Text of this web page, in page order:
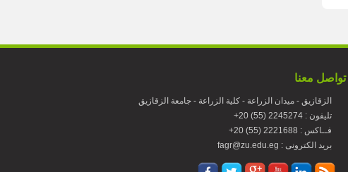
تواصل معنا
الزقازيق - ميدان الزراعة - كلية الزراعة - جامعة الزقازيق
+تليفون : 2245274 (55) 20
+فــاكس : 2221688 (55) 20
fagr@zu.edu.eg : بريد الكترونى